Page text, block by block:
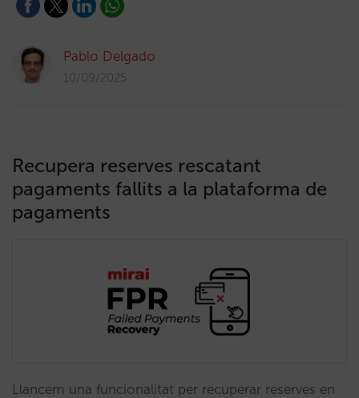
Pablo Delgado
10/09/2025
Recupera reserves rescatant
pagaments fallits a la plataforma de
pagaments
Llancem una funcionalitat per recuperar reserves en